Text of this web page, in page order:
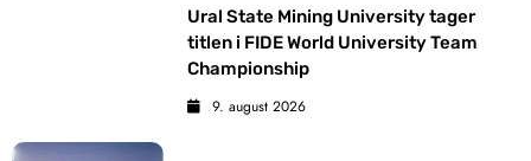
Ural State Mining University tager
titlen i FIDE World University Team
Championship
9. august 2026